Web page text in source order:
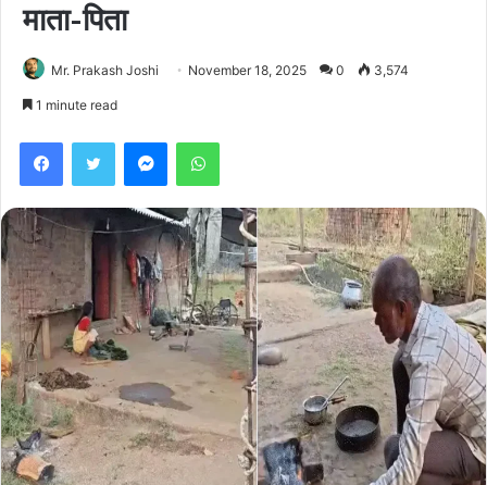
माता-पिता
Mr. Prakash Joshi November 18, 2025 0 3,574
1 minute read
FacebookTwitter MessengerWhatsApp